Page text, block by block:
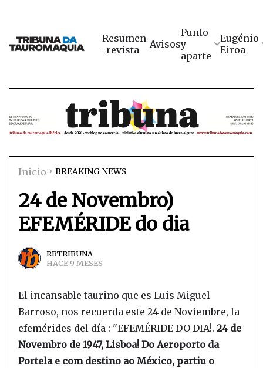
Resumen
-revista
Avisos
Punto
y
aparte
Eugénio
Eiroa
Inicio BREAKING NEWS
24 de Novembro)
EFEMÉRIDE do dia
RBTRIBUNA
HACE 9 MESES
El incansable taurino que es Luis Miguel
Barroso, nos recuerda este 24 de Noviembre, la
efemérides del día : "EFEMÉRIDE DO DIA!. 24 de
Novembro de 1947, Lisboa! Do Aeroporto da
Portela e com destino ao México, partiu o